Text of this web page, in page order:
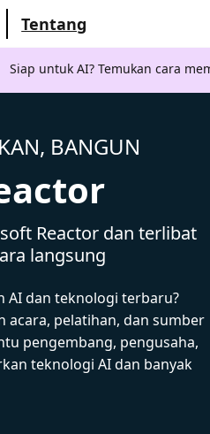
Tentang
Siap untuk AI? Temukan cara
BANGUN
Reactor dan terlibat
langsung
AI dan teknologi terbaru?
acara, pelatihan, dan sumber
pengembang, pengusaha,
teknologi AI dan banyak